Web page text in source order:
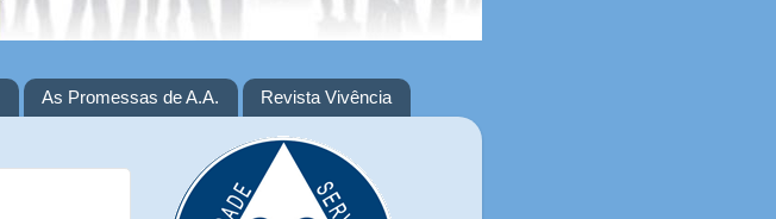
As Promessas de A.A. Revista Vivência